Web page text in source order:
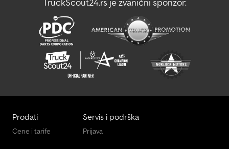
Rauch Axera
TruckScout24.rs je zvanični sponzor:
Prodati
Cene i tarife
Servis i podrška
Prijava